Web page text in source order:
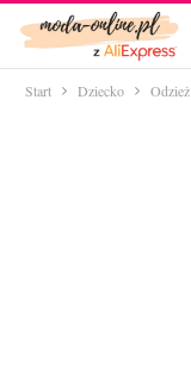
Start Dziecko Odzież